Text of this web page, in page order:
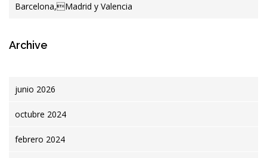
Barcelona,Madrid y Valencia
Archive
junio 2026
octubre 2024
febrero 2024